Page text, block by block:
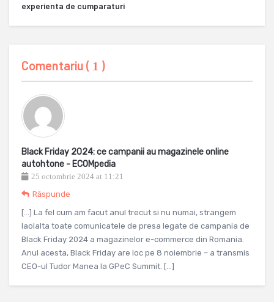
experienta de cumparaturi
Comentariu ( 1 )
Black Friday 2024: ce campanii au magazinele online
autohtone - ECOMpedia
25 octombrie 2024 at 11:21
Răspunde
[…] La fel cum am facut anul trecut si nu numai, strangem
laolalta toate comunicatele de presa legate de campania de
Black Friday 2024 a magazinelor e-commerce din Romania.
Anul acesta, Black Friday are loc pe 8 noiembrie – a transmis
CEO-ul Tudor Manea la GPeC Summit. […]